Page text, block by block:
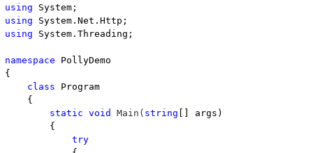
using
using
using System.Threading;
namespace PollyDemo
{
class Program
    {
static void Main( string [] args)
        {
try